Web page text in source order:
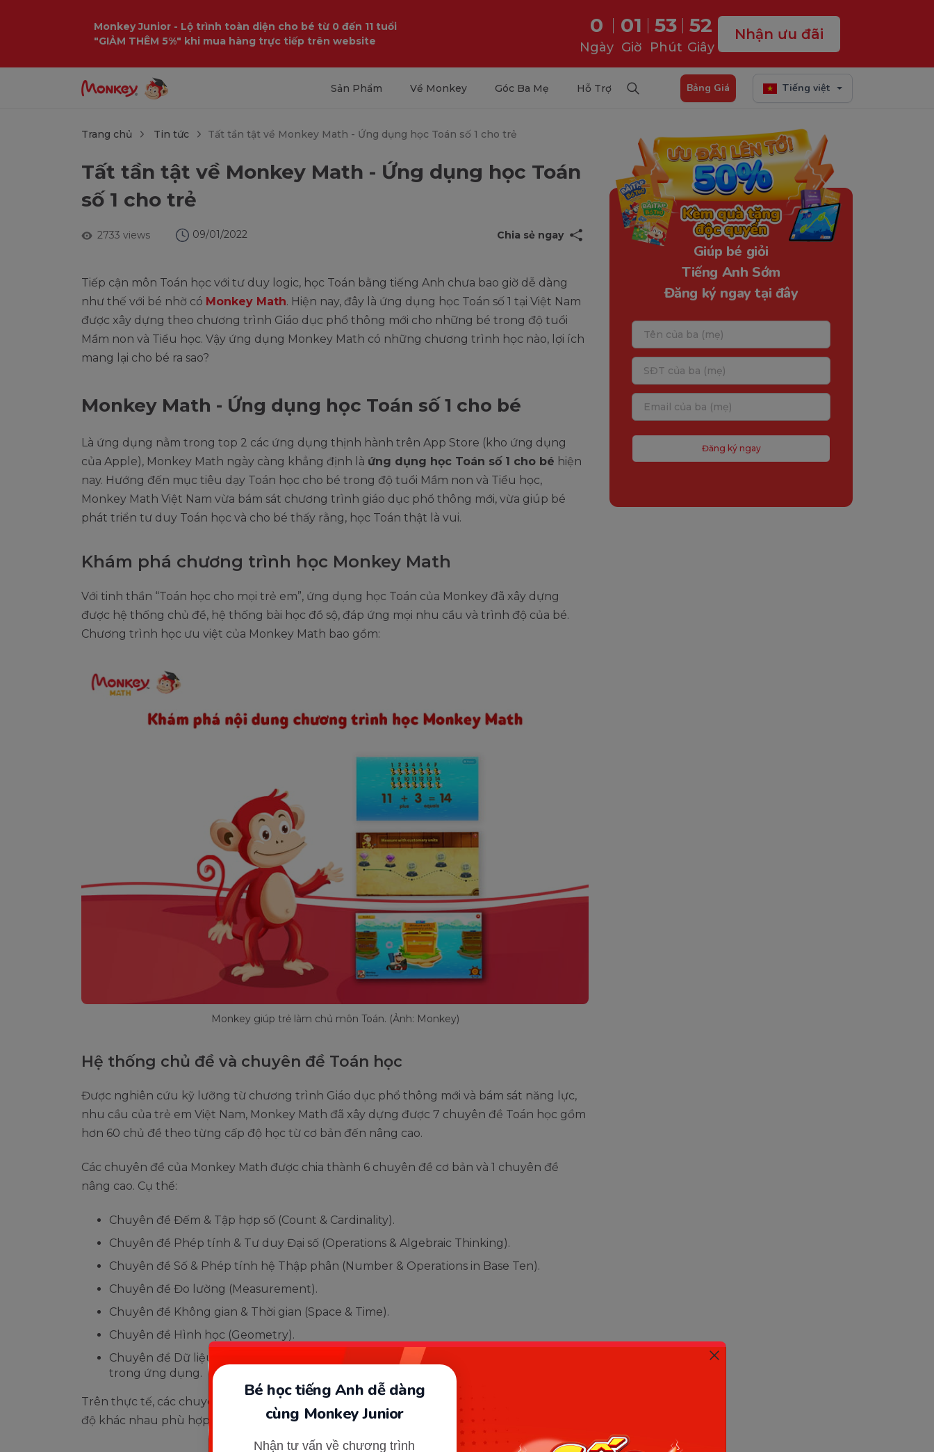
Monkey Junior - Lộ trình toàn diện cho bé từ 0 đến 11 tuổi
"GIẢM THÊM 5%" khi mua hàng trực tiếp trên website
0
Ngày
01
Giờ
53
Phút
51
Giây
Nhận ưu đãi
Sản Phẩm Về Monkey Góc Ba Mẹ Hỗ Trợ Bảng Giá Tiếng việt
Bé học tiếng Anh dễ dàng
cùng Monkey Junior
Nhận tư vấn về chương trình
Trang chủ Tin tức Tất tần tật về Monkey Math - Ứng dụng học Toán số 1 cho trẻ
Tất tần tật về Monkey Math - Ứng dụng học Toán
số 1 cho trẻ
2733 views 09/01/2022 Chia sẻ ngay
Tiếp cận môn Toán học với tư duy logic, học Toán bằng tiếng Anh chưa bao giờ dễ dàng
như thế với bé nhờ có Monkey Math. Hiện nay, đây là ứng dụng học Toán số 1 tại Việt Nam
được xây dựng theo chương trình Giáo dục phổ thông mới cho những bé trong độ tuổi
Mầm non và Tiểu học. Vậy ứng dụng Monkey Math có những chương trình học nào, lợi ích
mang lại cho bé ra sao?
Monkey Math - Ứng dụng học Toán số 1 cho bé
Là ứng dụng nằm trong top 2 các ứng dụng thịnh hành trên App Store (kho ứng dụng
của Apple), Monkey Math ngày càng khẳng định là ứng dụng học Toán số 1 cho bé hiện
nay. Hướng đến mục tiêu dạy Toán học cho bé trong độ tuổi Mầm non và Tiểu học,
Monkey Math Việt Nam vừa bám sát chương trình giáo dục phổ thông mới, vừa giúp bé
phát triển tư duy Toán học và cho bé thấy rằng, học Toán thật là vui.
Khám phá chương trình học Monkey Math
Với tinh thần “Toán học cho mọi trẻ em”, ứng dụng học Toán của Monkey đã xây dựng
được hệ thống chủ đề, hệ thống bài học đồ sộ, đáp ứng mọi nhu cầu và trình độ của bé.
Chương trình học ưu việt của Monkey Math bao gồm:
Monkey giúp trẻ làm chủ môn Toán. (Ảnh: Monkey)
Hệ thống chủ đề và chuyên đề Toán học
Được nghiên cứu kỹ lưỡng từ chương trình Giáo dục phổ thông mới và bám sát năng lực,
nhu cầu của trẻ em Việt Nam, Monkey Math đã xây dựng được 7 chuyên đề Toán học gồm
hơn 60 chủ đề theo từng cấp độ học từ cơ bản đến nâng cao.
Các chuyên đề của Monkey Math được chia thành 6 chuyên đề cơ bản và 1 chuyên đề
nâng cao. Cụ thể:
Chuyên đề Đếm & Tập hợp số (Count & Cardinality).
Chuyên đề Phép tính & Tư duy Đại số (Operations & Algebraic Thinking).
Chuyên đề Số & Phép tính hệ Thập phân (Number & Operations in Base Ten).
Chuyên đề Đo lường (Measurement).
Chuyên đề Không gian & Thời gian (Space & Time).
Chuyên đề Hình học (Geometry).
Chuyên đề Dữ liệu & Đồ thị (Date & Graphs) - đây là chuyên đề nâng cao duy nhất
trong ứng dụng.
Trên thực tế, các chuyên đề này được chia cụ thể theo các chủ đề Toán học, có những cấp
độ khác nhau phù hợp với trình độ của mọi bé.
Giúp bé giỏi
Tiếng Anh Sớm
Đăng ký ngay tại đây
Đăng ký ngay